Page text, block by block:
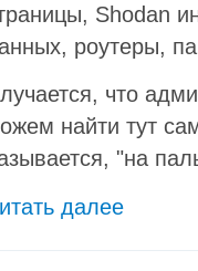
Shodan
роутеры,
что
найти тут
"на
далее